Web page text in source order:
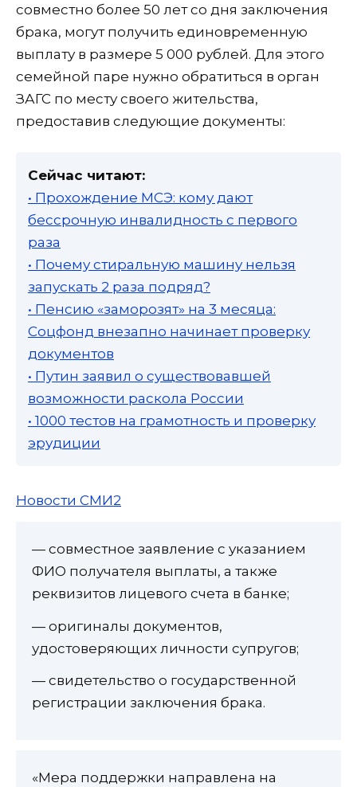
совместно более 50 лет со дня заключения
брака, могут получить единовременную
выплату в размере 5 000 рублей. Для этого
семейной паре нужно обратиться в орган
ЗАГС по месту своего жительства,
предоставив следующие документы:
Сейчас читают:
• Прохождение МСЭ: кому дают
бессрочную инвалидность с первого
раза
• Почему стиральную машину нельзя
запускать 2 раза подряд?
• Пенсию «заморозят» на 3 месяца:
Соцфонд внезапно начинает проверку
документов
• Путин заявил о существовавшей
возможности раскола России
• 1000 тестов на грамотность и проверку
эрудиции
Новости СМИ2
— совместное заявление с указанием
ФИО получателя выплаты, а также
реквизитов лицевого счета в банке;
— оригиналы документов,
удостоверяющих личности супругов;
— свидетельство о государственной
регистрации заключения брака.
«Мера поддержки направлена на